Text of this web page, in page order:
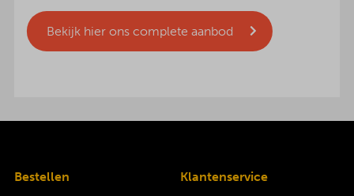
Bekijk hier ons complete aanbod
Bestellen
Klantenservice